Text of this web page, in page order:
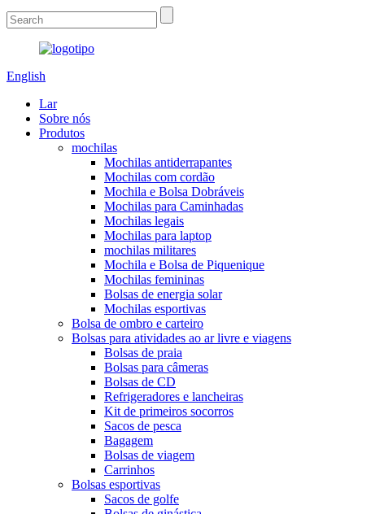
English
Lar
Sobre nós
Produtos
mochilas
Mochilas antiderrapantes
Mochilas com cordão
Mochila e Bolsa Dobráveis
Mochilas para Caminhadas
Mochilas legais
Mochilas para laptop
mochilas militares
Mochila e Bolsa de Piquenique
Mochilas femininas
Bolsas de energia solar
Mochilas esportivas
Bolsa de ombro e carteiro
Bolsas para atividades ao ar livre e viagens
Bolsas de praia
Bolsas para câmeras
Bolsas de CD
Refrigeradores e lancheiras
Kit de primeiros socorros
Sacos de pesca
Bagagem
Bolsas de viagem
Carrinhos
Bolsas esportivas
Sacos de golfe